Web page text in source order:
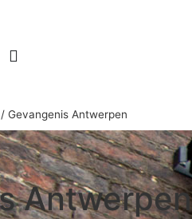
/ Gevangenis Antwerpen
Antwerpen